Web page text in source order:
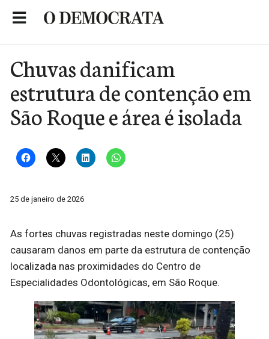
Chuvas danificam
estrutura de contenção em
São Roque e área é isolada
25 de janeiro de 2026
As fortes chuvas registradas neste domingo (25)
causaram danos em parte da estrutura de contenção
localizada nas proximidades do Centro de
Especialidades Odontológicas, em São Roque.